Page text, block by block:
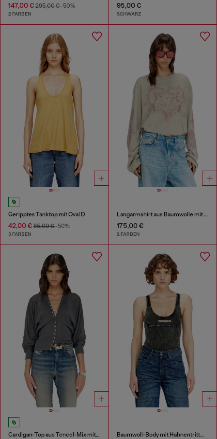
147,00 € 295,00 €-50%
2 FARBEN
95,00 €
SCHWARZ
Geripptes Tanktop mit Oval D
42,00 € 85,00 €-50%
3 FARBEN
Langarmshirt aus Baumwolle mit Grafikprint
175,00 €
2 FARBEN
Cardigan-Top aus Tencel-Mix mit Fledermausärmeln Baumwoll-Body mit Hahnentrittmuster